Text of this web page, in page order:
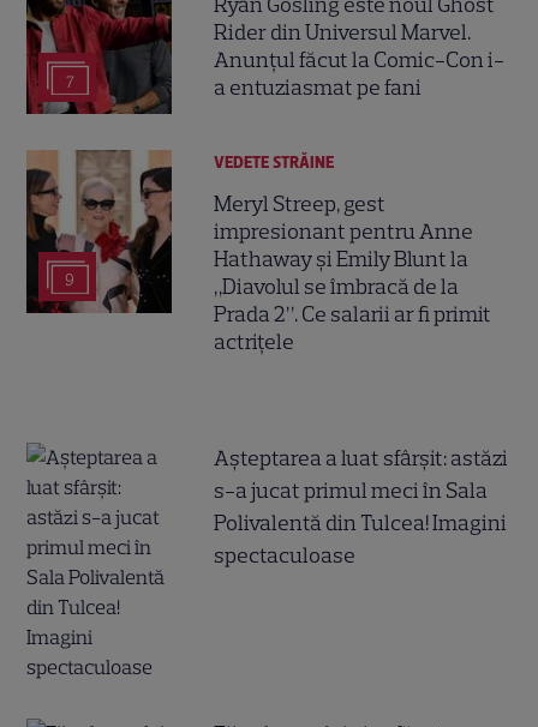
7
Rider din Universul Marvel.
Anunțul făcut la Comic-Con i-
a entuziasmat pe fani
9
VEDETE STRĂINE
Meryl Streep, gest
impresionant pentru Anne
Hathaway și Emily Blunt la
„Diavolul se îmbracă de la
Prada 2”. Ce salarii ar fi primit
actrițele
Așteptarea a luat sfârșit: astăzi
s-a jucat primul meci în Sala
Polivalentă din Tulcea! Imagini
spectaculoase